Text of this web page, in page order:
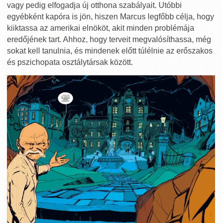
vagy pedig elfogadja új otthona szabályait. Utóbbi
egyébként kapóra is jön, hiszen Marcus legfőbb célja, hogy
kiiktassa az amerikai elnököt, akit minden problémája
eredőjének tart. Ahhoz, hogy terveit megvalósíthassa, még
sokat kell tanulnia, és mindenek előtt túlélnie az erőszakos
és pszichopata osztálytársak között.